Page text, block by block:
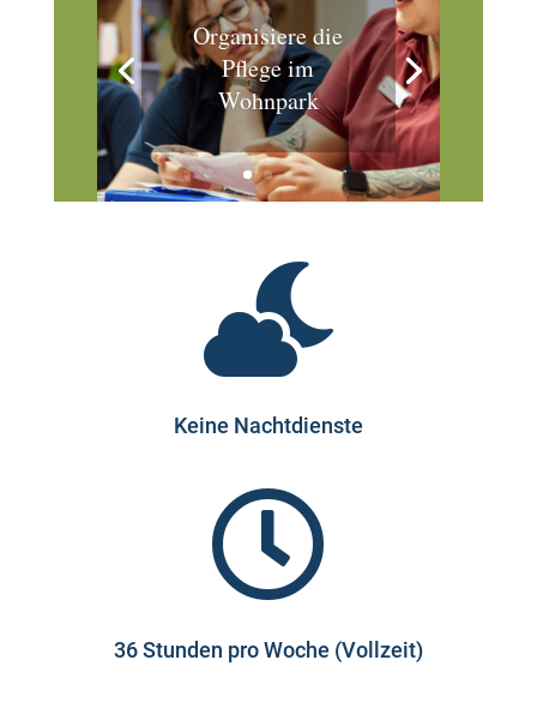
Organisiere die
Pflege im
Wohnpark

Keine Nachtdienste

36 Stunden pro Woche (Vollzeit)